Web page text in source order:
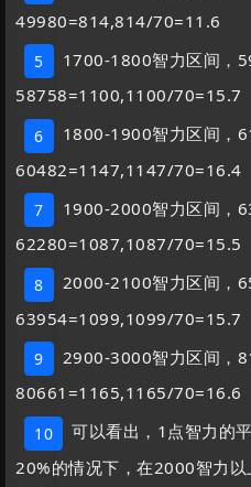
49980=814,814/70=11.6
5
1700-1800智力区间，
58758=1100,1100/70=15.7
6
1800-1900智力区间，
60482=1147,1147/70=16.4
7
1900-2000智力区间，
62280=1087,1087/70=15.5
8
2000-2100智力区间，
63954=1099,1099/70=15.7
9
2900-3000智力区间，
80661=1165,1165/70=16.6
10
可以看出，1点智力的
20%的情况下，在2000智力